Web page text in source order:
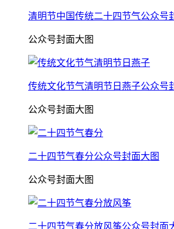
清明节中国传统二十四节气公众号
公众号封面大图
传统文化节气清明节日燕子公众号
公众号封面大图
二十四节气春分公众号封面大图
公众号封面大图
二十四节气春分放风筝公众号封面